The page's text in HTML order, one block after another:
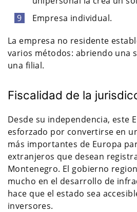
Empresa individual.
La empresa no residente
varios métodos: abriendo una
una filial.
Fiscalidad de la
Desde su independencia, este
esforzado por convertirse en
más importantes de Europa
extranjeros que desean
Montenegro. El gobierno
mucho en el desarrollo de
hace que el estado sea
inversores.